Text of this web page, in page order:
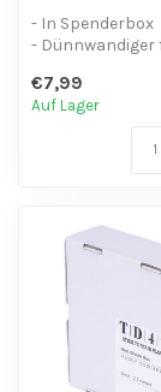
- In Spenderbox
- Dünnwandiger
- UV-beständig
€7,99
Auf Lager